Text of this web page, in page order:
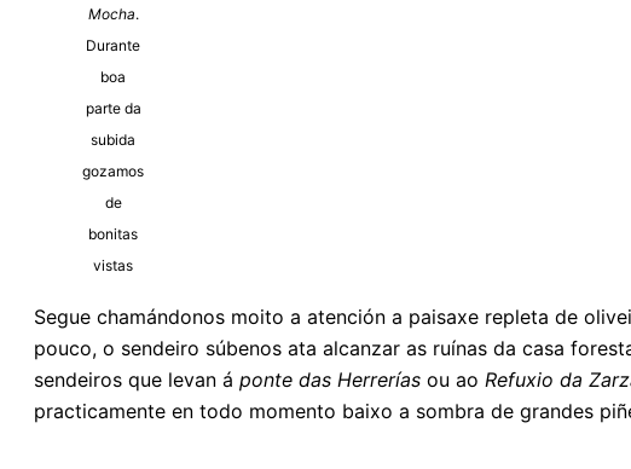
Mocha.
Durante
boa
parte da
subida
gozamos
de
bonitas
vistas
Segue chamándonos moito a atención a paisaxe repleta de
pouco, o sendeiro súbenos ata alcanzar as ruínas da casa
sendeiros que levan á ponte das Herrerías ou ao Refuxio da
practicamente en todo momento baixo a sombra de grandes